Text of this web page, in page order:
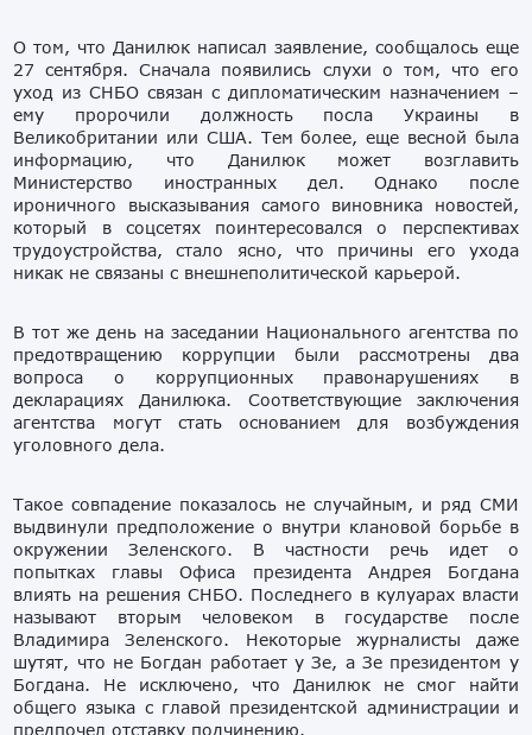
О том, что Данилюк написал заявление, сообщалось еще
27 сентября. Сначала появились слухи о том, что его
уход из СНБО связан с дипломатическим назначением –
ему пророчили должность посла Украины в
Великобритании или США. Тем более, еще весной была
информацию, что Данилюк может возглавить
Министерство иностранных дел. Однако после
ироничного высказывания самого виновника новостей,
который в соцсетях поинтересовался о перспективах
трудоустройства, стало ясно, что причины его ухода
никак не связаны с внешнеполитической карьерой.
В тот же день на заседании Национального агентства по
предотвращению коррупции были рассмотрены два
вопроса о коррупционных правонарушениях в
декларациях Данилюка. Соответствующие заключения
агентства могут стать основанием для возбуждения
уголовного дела.
Такое совпадение показалось не случайным, и ряд СМИ
выдвинули предположение о внутри клановой борьбе в
окружении Зеленского. В частности речь идет о
попытках главы Офиса президента Андрея Богдана
влиять на решения СНБО. Последнего в кулуарах власти
называют вторым человеком в государстве после
Владимира Зеленского. Некоторые журналисты даже
шутят, что не Богдан работает у Зе, а Зе президентом у
Богдана. Не исключено, что Данилюк не смог найти
общего языка с главой президентской администрации и
предпочел отставку подчинению.